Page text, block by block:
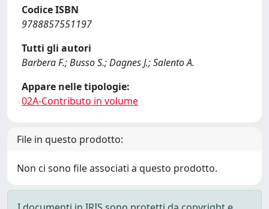
Codice ISBN
9788857551197
Tutti gli autori
Barbera F.; Busso S.; Dagnes J.; Salento A.
Appare nelle tipologie:
02A-Contributo in volume
File in questo prodotto:
Non ci sono file associati a questo prodotto.